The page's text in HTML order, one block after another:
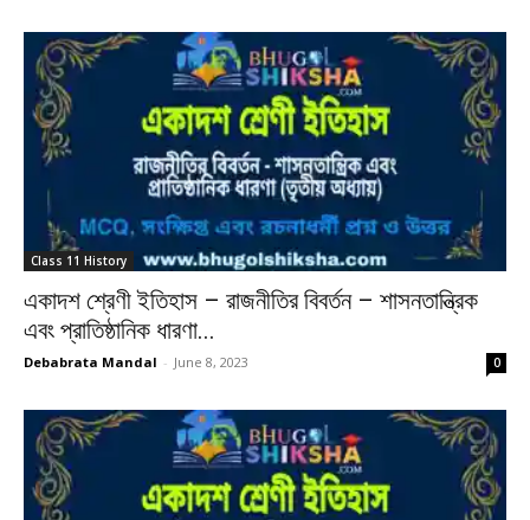
Class 11 History
একাদশ শ্রেণী ইতিহাস – রাজনীতির বিবর্তন – শাসনতান্ত্রিক
এবং প্রাতিষ্ঠানিক ধারণা...
Debabrata Mandal - June 8, 2023 0